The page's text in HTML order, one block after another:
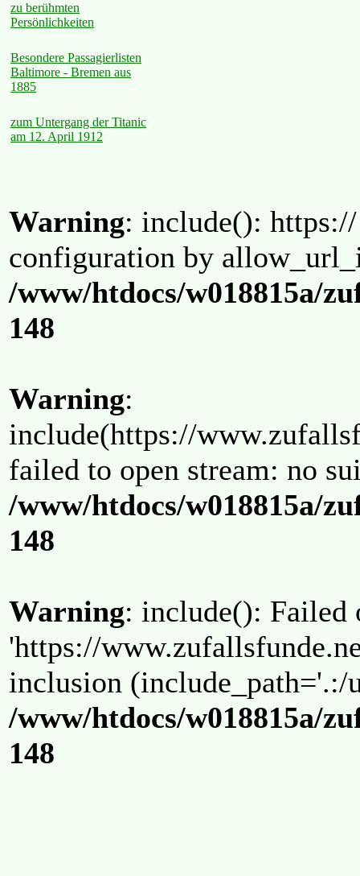
zu berühmten
Persönlichkeiten
Besondere Passagierlisten
Baltimore - Bremen aus
1885
zum Untergang der Titanic
am 12. April 1912
Warning: include():
configuration by
/www/htdocs/w018815a/
148
Warning:
include(https://
failed to open stream: no
/www/htdocs/w018815a/
148
Warning: include(): Failed
'https://
inclusion (include_path='.:/
/www/htdocs/w018815a/
148